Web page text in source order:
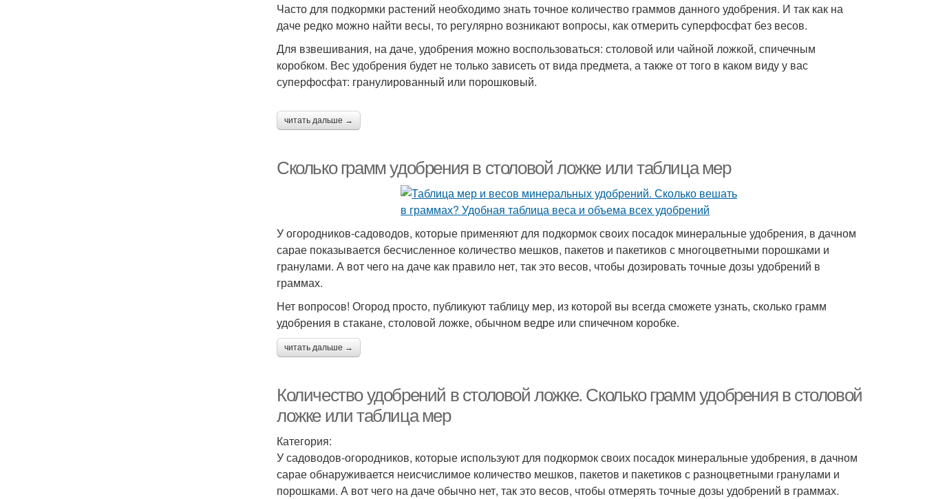
Часто для подкормки растений необходимо знать точное количество граммов данного удобрения. И так как на
даче редко можно найти весы, то регулярно возникают вопросы, как отмерить суперфосфат без весов.
Для взвешивания, на даче, удобрения можно воспользоваться: столовой или чайной ложкой, спичечным
коробком. Вес удобрения будет не только зависеть от вида предмета, а также от того в каком виду у вас
суперфосфат: гранулированный или порошковый.
читать дальше →
Сколько грамм удобрения в столовой ложке или таблица мер
У огородников-садоводов, которые применяют для подкормок своих посадок минеральные удобрения, в дачном
сарае показывается бесчисленное количество мешков, пакетов и пакетиков с многоцветными порошками и
гранулами. А вот чего на даче как правило нет, так это весов, чтобы дозировать точные дозы удобрений в
граммах.
Нет вопросов! Огород просто, публикуют таблицу мер, из которой вы всегда сможете узнать, сколько грамм
удобрения в стакане, столовой ложке, обычном ведре или спичечном коробке.
читать дальше →
Количество удобрений в столовой ложке. Сколько грамм удобрения в столовой
ложке или таблица мер
Категория:
У садоводов-огородников, которые используют для подкормок своих посадок минеральные удобрения, в дачном
сарае обнаруживается неисчислимое количество мешков, пакетов и пакетиков с разноцветными гранулами и
порошками. А вот чего на даче обычно нет, так это весов, чтобы отмерять точные дозы удобрений в граммах.